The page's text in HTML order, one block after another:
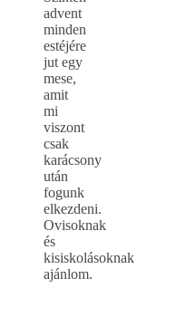
advent
minden
estéjére
jut egy
mese,
amit
mi
viszont
csak
karácsony
után
fogunk
elkezdeni.
Ovisoknak
és
kisiskolásoknak
ajánlom.